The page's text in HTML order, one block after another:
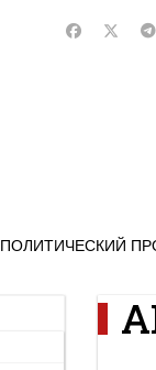
ПОЛИТИЧЕСКИЙ